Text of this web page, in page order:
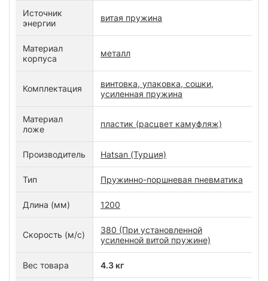
Источник
энергии
витая пружина
Материал
корпуса
металл
Комплектация
винтовка, упаковка, сошки,
усиленная пружина
Материал
ложе
пластик (расцвет камуфляж)
Производитель Hatsan (Турция)
Тип Пружинно-поршневая пневматика
Длина (мм) 1200
Скорость (м/с)
380 (При установленной
усиленной витой пружине)
Вес товара 4.3 кг